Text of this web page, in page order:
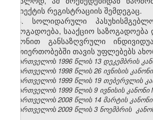
სუბიექტის რეგისტრაციის შემდეგაც.
3. სოლიდარული
საზოგადოება, სააქციო
კანონით განსაზღვრული
ურთიერთობებში თავის უფლებებს
საქართველოს 1996 წლის 13 დეკემბრის
საქართველოს 1998 წლის 26 ივნისის
საქართველოს 1999 წლის 19 თებერვლის
საქართველოს 1999 წლის 9 ივნისის
საქართველოს 2008 წლის 14 მარტის
საქართველოს 2009 წლის 3 ნოემბრის